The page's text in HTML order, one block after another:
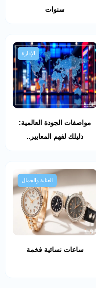
سنوات
الإدارة
مواصفات الجودة العالمية:
دليلك لفهم المعايير..
العناية والجمال
ساعات نسائية فخمة